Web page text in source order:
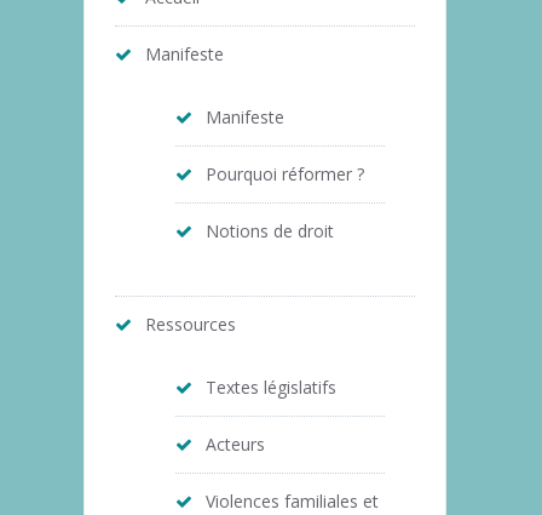
Manifeste
Manifeste
Pourquoi réformer ?
Notions de droit
Ressources
Textes législatifs
Acteurs
Violences familiales et